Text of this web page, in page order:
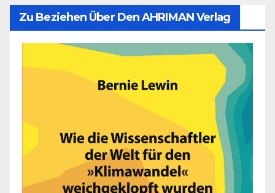
Zu Beziehen Über Den AHRIMAN Verlag